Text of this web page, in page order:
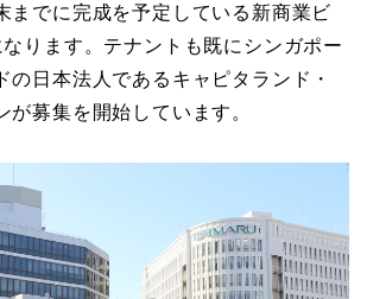
までに完成を予定している新商業ビ
ります。テナントも既にシンガポー
の日本法人であるキャピタランド・
が募集を開始しています。